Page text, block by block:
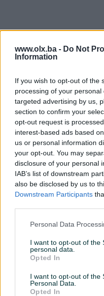
www.olx.ba - Do Not
Information
If you wish to opt-out of the
processing of your
targeted advertising by us,
section to confirm your
opt-out request is
interest-based ads based
us or personal information
your opt-out. You may
disclosure of your personal
IAB’s list of downstream
also be disclosed by us to
Downstream Participants
Personal Data
I want to opt-out of the
personal data.
Opted In
I want to opt-out of the
Personal Data.
Opted In
Bosna i
Nedostaju mi
Ukupno označeno
Označavam koje nedostaju